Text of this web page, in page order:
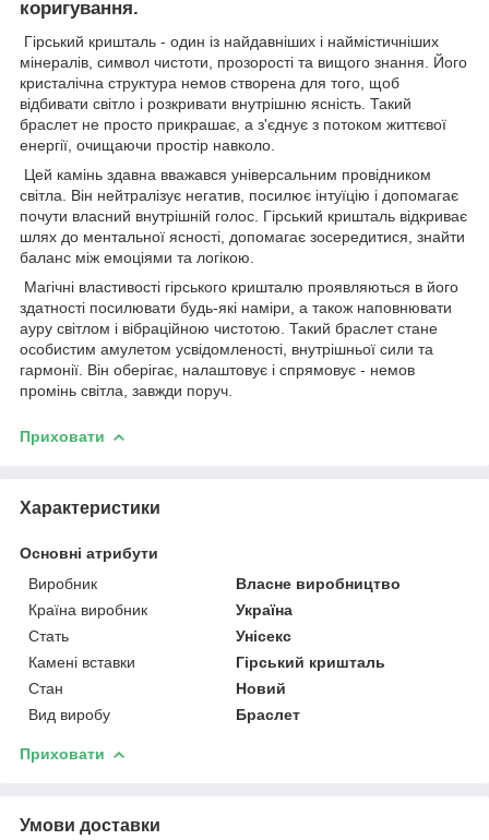
коригування.
Гірський кришталь - один із найдавніших і наймістичніших
мінералів, символ чистоти, прозорості та вищого знання. Його
кристалічна структура немов створена для того, щоб
відбивати світло і розкривати внутрішню ясність. Такий
браслет не просто прикрашає, а з'єднує з потоком життєвої
енергії, очищаючи простір навколо.
Цей камінь здавна вважався універсальним провідником
світла. Він нейтралізує негатив, посилює інтуїцію і допомагає
почути власний внутрішній голос. Гірський кришталь відкриває
шлях до ментальної ясності, допомагає зосередитися, знайти
баланс між емоціями та логікою.
Магічні властивості гірського кришталю проявляються в його
здатності посилювати будь-які наміри, а також наповнювати
ауру світлом і вібраційною чистотою. Такий браслет стане
особистим амулетом усвідомленості, внутрішньої сили та
гармонії. Він оберігає, налаштовує і спрямовує - немов
промінь світла, завжди поруч.
Приховати
Характеристики
Основні атрибути
Виробник
Власне виробництво
Країна виробник
Україна
Стать
Унісекс
Камені вставки
Гірський кришталь
Стан
Новий
Вид виробу
Браслет
Приховати
Умови доставки